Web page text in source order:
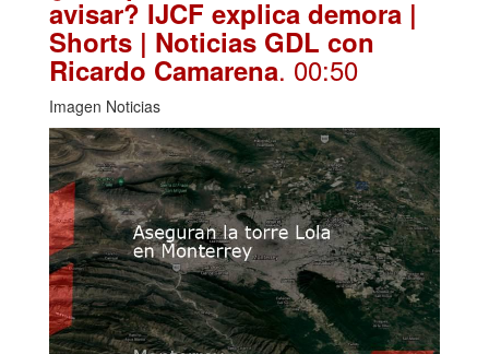
avisar? IJCF explica demora |
Shorts | Noticias GDL con
Ricardo Camarena. 00:50
Imagen Noticias